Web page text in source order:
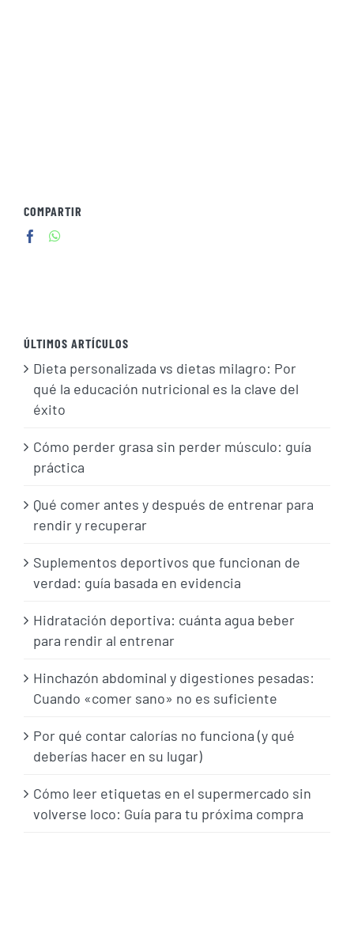
COMPARTIR
ÚLTIMOS ARTÍCULOS
Dieta personalizada vs dietas milagro: Por
qué la educación nutricional es la clave del
éxito
Cómo perder grasa sin perder músculo: guía
práctica
Qué comer antes y después de entrenar para
rendir y recuperar
Suplementos deportivos que funcionan de
verdad: guía basada en evidencia
Hidratación deportiva: cuánta agua beber
para rendir al entrenar
Hinchazón abdominal y digestiones pesadas:
Cuando «comer sano» no es suficiente
Por qué contar calorías no funciona (y qué
deberías hacer en su lugar)
Cómo leer etiquetas en el supermercado sin
volverse loco: Guía para tu próxima compra